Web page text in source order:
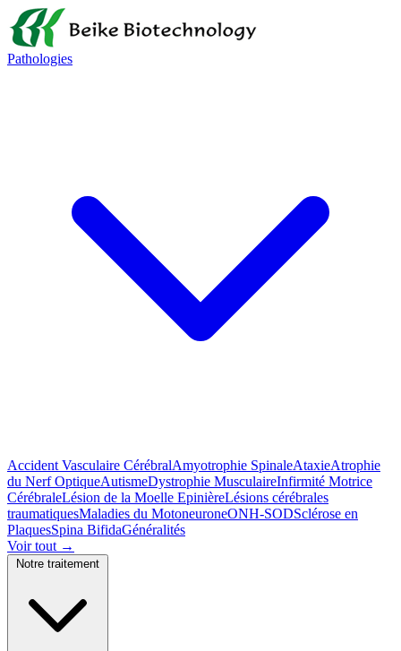
Pathologies
Accident Vasculaire CérébralAmyotrophie SpinaleAtaxieAtrophie
du Nerf OptiqueAutismeDystrophie MusculaireInfirmité Motrice
CérébraleLésion de la Moelle EpinièreLésions cérébrales
traumatiquesMaladies du MotoneuroneONH-SODSclérose en
PlaquesSpina BifidaGénéralités
Voir tout →